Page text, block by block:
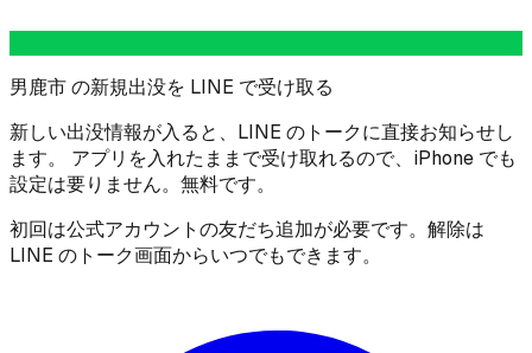
男鹿市 の新規出没を LINE で受け取る
新しい出没情報が入ると、LINE のトークに直接お知らせし
ます。 アプリを入れたままで受け取れるので、iPhone でも
設定は要りません。無料です。
初回は公式アカウントの友だち追加が必要です。解除は
LINE のトーク画面からいつでもできます。